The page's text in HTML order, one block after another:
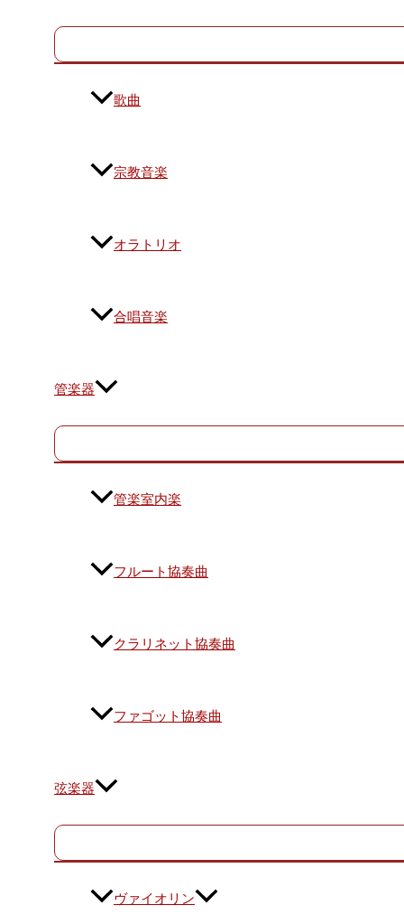
歌曲
宗教音楽
オラトリオ
合唱音楽
管楽器
管楽室内楽
フルート協奏曲
クラリネット協奏曲
ファゴット協奏曲
弦楽器
ヴァイオリン